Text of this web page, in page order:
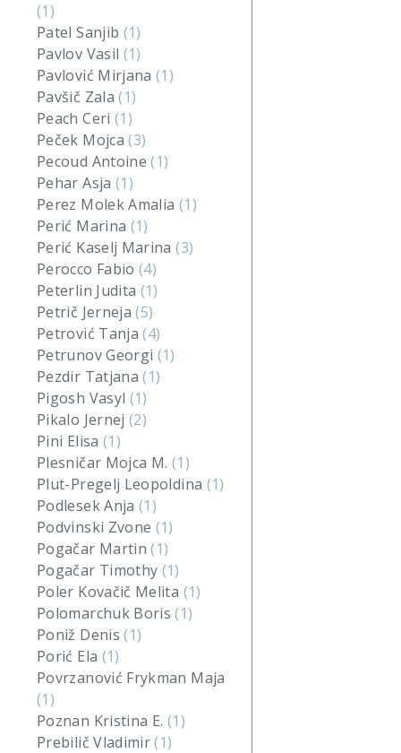
(1)
Patel Sanjib (1)
Pavlov Vasil (1)
Pavlović Mirjana(1)
Pavšič Zala(1)
Peach Ceri (1)
Peček Mojca(3)
Pecoud Antoine(1)
Pehar Asja (1)
Perez Molek Amalia (1)
Perić Marina (1)
Perić Kaselj Marina(3)
Perocco Fabio(4)
Peterlin Judita (1)
Petrič Jerneja(5)
Petrović Tanja(4)
Petrunov Georgi (1)
Pezdir Tatjana(1)
Pigosh Vasyl (1)
Pikalo Jernej(2)
Pini Elisa (1)
Plesničar Mojca M. (1)
Plut-Pregelj Leopoldina (1)
Podlesek Anja(1)
Podvinski Zvone (1)
Pogačar Martin(1)
Pogačar Timothy (1)
Poler Kovačič Melita (1)
Polomarchuk Boris(1)
Poniž Denis(1)
Porić Ela (1)
Povrzanović Frykman Maja
(1)
Poznan Kristina E. (1)
Prebilič Vladimir(1)